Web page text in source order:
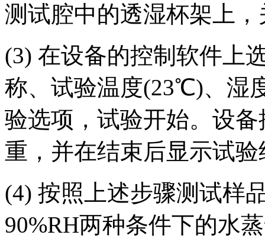
测试腔中的透湿杯架上
(3) 在设备的控制软件上
称、试验温度(23℃)、湿
验选项，试验开始。设
重，并在结束后显示试验
(4) 按照上述步骤测试样
90%RH两种条件下的水